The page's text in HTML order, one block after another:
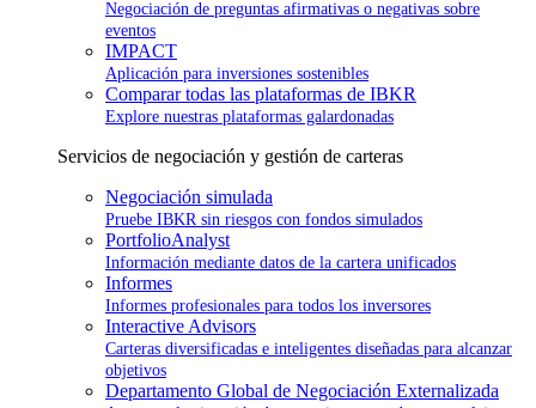
Negociación de preguntas afirmativas o negativas sobre
eventos
IMPACT
Aplicación para inversiones sostenibles
Comparar todas las plataformas de IBKR
Explore nuestras plataformas galardonadas
Servicios de negociación y gestión de carteras
Negociación simulada
Pruebe IBKR sin riesgos con fondos simulados
PortfolioAnalyst
Información mediante datos de la cartera unificados
Informes
Informes profesionales para todos los inversores
Interactive Advisors
Carteras diversificadas e inteligentes diseñadas para alcanzar
objetivos
Departamento Global de Negociación Externalizada